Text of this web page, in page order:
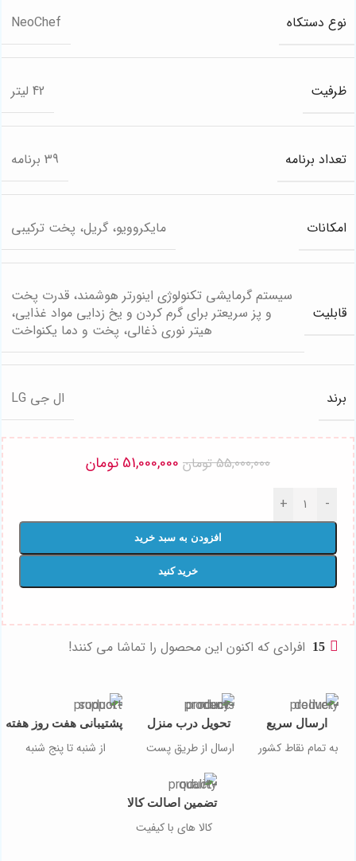
نوع دستکاه NeoChef
ظرفیت 42 لیتر
تعداد برنامه 39 برنامه
امکانات مایکروویو، گریل، پخت ترکیبی
قابلیت
سیستم گرمایشی تکنولوژی اینورتر هوشمند، قدرت پخت
و پز سریعتر برای گرم کردن و یخ زدایی مواد غذایی،
هیتر نوری ذغالی، پخت و دما یکنواخت
برند ال جی LG
55,000,000 تومان 51,000,000 تومان
-
+
افزودن به سبد خرید
خرید کنید
15 افرادی که اکنون این محصول را تماشا می کنند!
ارسال سریع
به تمام نقاط کشور
تحویل درب منزل
ارسال از طریق پست
پشتیبانی هفت روز هفته
از شنبه تا پنج شنبه
تضمین اصالت کالا
کالا های با کیفیت